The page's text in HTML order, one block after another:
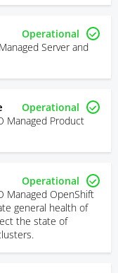
Operational
Server and
Operational
Managed Product
Operational
Managed OpenShift
general health of
the state of